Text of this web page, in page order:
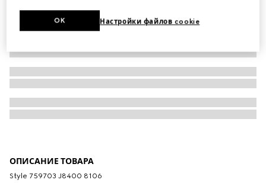
ОПИСАНИЕ ТОВАРА
Style ‎759703 J8400 8106
Настройки файлов cookie
OK